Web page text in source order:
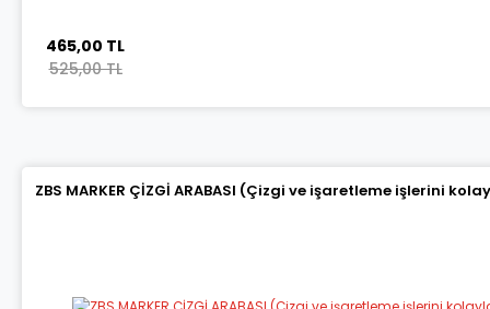
465,00 TL
525,00 TL
ZBS MARKER ÇİZGİ ARABASI (Çizgi ve işaretleme işlerini